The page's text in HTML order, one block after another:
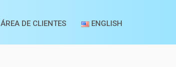
ÁREA DE CLIENTES ENGLISH